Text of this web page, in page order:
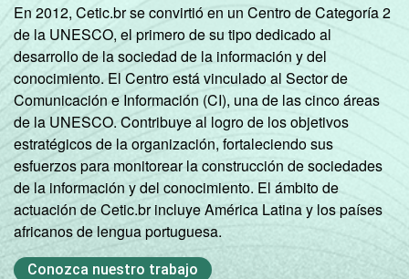
En 2012, Cetic.br se convirtió en un Centro de Categoría 2
de la UNESCO, el primero de su tipo dedicado al
desarrollo de la sociedad de la información y del
conocimiento. El Centro está vinculado al Sector de
Comunicación e Información (CI), una de las cinco áreas
de la UNESCO. Contribuye al logro de los objetivos
estratégicos de la organización, fortaleciendo sus
esfuerzos para monitorear la construcción de sociedades
de la información y del conocimiento. El ámbito de
actuación de Cetic.br incluye América Latina y los países
africanos de lengua portuguesa.
Conozca nuestro trabajo